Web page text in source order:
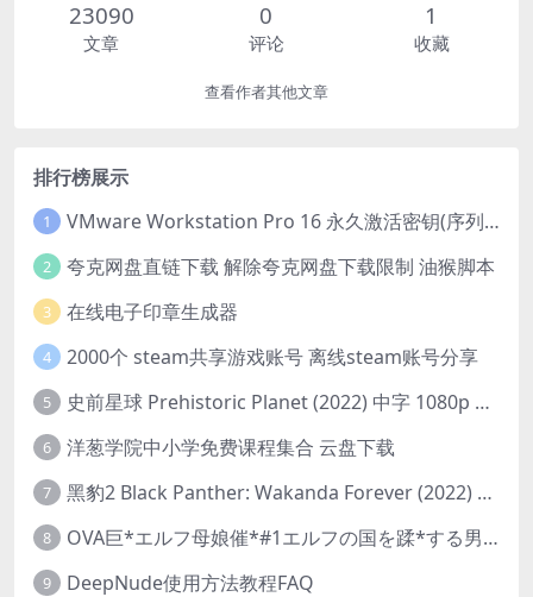
23090
文章
0
评论
1
收藏
查看作者其他文章
排行榜展示
1 VMware Workstation Pro 16 永久激活密钥(序列号)
2 夸克网盘直链下载 解除夸克网盘下载限制 油猴脚本
3 在线电子印章生成器
4 2000个 steam共享游戏账号 离线steam账号分享
5 史前星球 Prehistoric Planet (2022) 中字 1080p 高清 阿里云盘 2022.5.27已更新全集
6 洋葱学院中小学免费课程集合 云盘下载
7 黑豹2 Black Panther: Wakanda Forever (2022) 高清版
8 OVA巨*エルフ母娘催*#1エルフの国を蹂*する男。汚された女王と姫
9 DeepNude使用方法教程FAQ